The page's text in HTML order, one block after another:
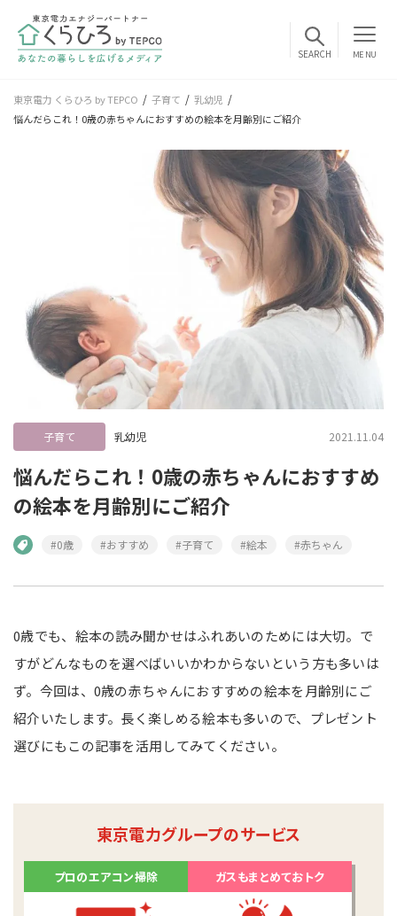
MENU
東京電力 くらひろ by TEPCO 子育て
乳幼児
悩んだらこれ！0歳の赤ちゃんにおすすめの絵本を月齢別にご紹介
2021.11.04
子育て 乳幼児
悩んだらこれ！0歳の赤ちゃんにおすすめ
の絵本を月齢別にご紹介
#0歳 #おすすめ #子育て #絵本 #赤ちゃん
0歳でも、絵本の読み聞かせはふれあいのためには大切。で
すがどんなものを選べばいいかわからないという方も多いは
ず。今回は、0歳の赤ちゃんにおすすめの絵本を月齢別にご
紹介いたします。長く楽しめる絵本も多いので、プレゼント
選びにもこの記事を活用してみてください。
東京電力グループのサービス
プロのエアコン掃除 ガスもまとめておトク